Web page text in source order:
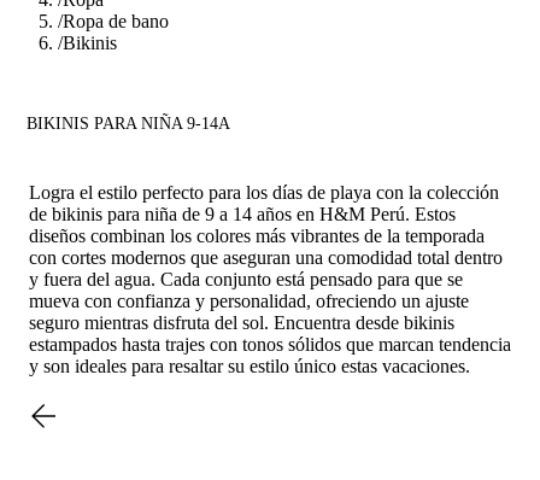
/Ropa de bano
/Bikinis
BIKINIS PARA NIÑA 9-14A
Logra el estilo perfecto para los días de playa con la colección
de bikinis para niña de 9 a 14 años en H&M Perú. Estos
diseños combinan los colores más vibrantes de la temporada
con cortes modernos que aseguran una comodidad total dentro
y fuera del agua. Cada conjunto está pensado para que se
mueva con confianza y personalidad, ofreciendo un ajuste
seguro mientras disfruta del sol. Encuentra desde bikinis
estampados hasta trajes con tonos sólidos que marcan tendencia
y son ideales para resaltar su estilo único estas vacaciones.